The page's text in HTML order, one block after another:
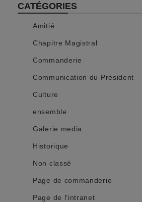
CATÉGORIES
Amitié
Chapitre Magistral
Commanderie
Communication du Président
Culture
ensemble
Galerie media
Historique
Non classé
Page de commanderie
Page de l'intranet